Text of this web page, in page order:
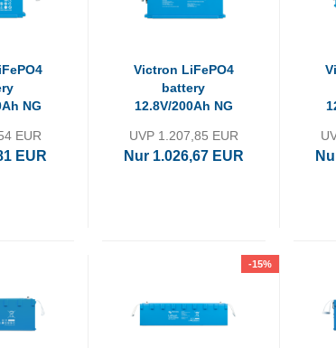
NG
EUR
EUR
Victron LiFePO4
battery
12.8V/200Ah NG
UVP 1.207,85 EUR
Nur 1.026,67 EUR
-15%